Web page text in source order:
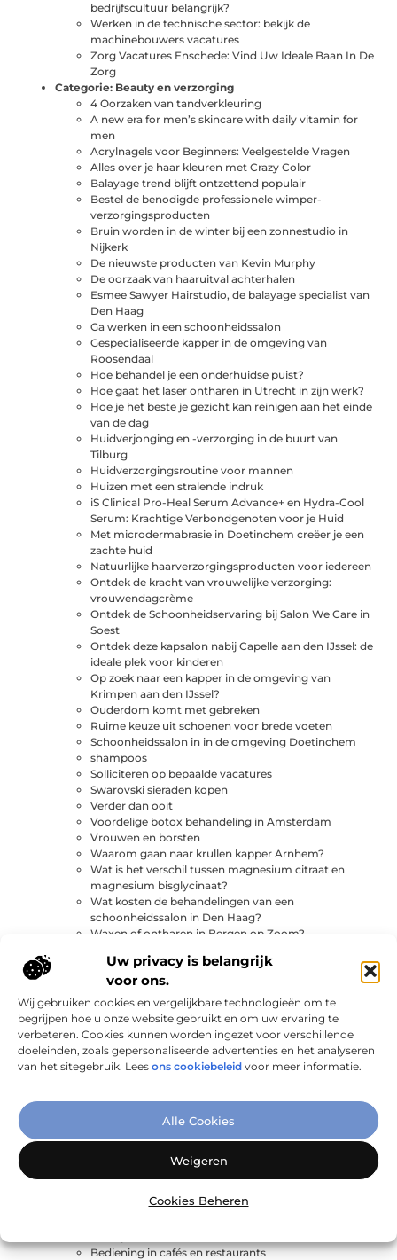
Uw privacy is belangrijk
voor ons.
Wij gebruiken cookies en vergelijkbare technologieën om te
begrijpen hoe u onze website gebruikt en om uw ervaring te
verbeteren. Cookies kunnen worden ingezet voor verschillende
doeleinden, zoals gepersonaliseerde advertenties en het analyseren
van het sitegebruik. Lees ons cookiebeleid voor meer informatie.
Alle Cookies
Weigeren
Cookies Beheren
bedrijfscultuur belangrijk?
Werken in de technische sector: bekijk de
machinebouwers vacatures
Zorg Vacatures Enschede: Vind Uw Ideale Baan In De
Zorg
Categorie: Beauty en verzorging
4 Oorzaken van tandverkleuring
A new era for men’s skincare with daily vitamin for
men
Acrylnagels voor Beginners: Veelgestelde Vragen
Alles over je haar kleuren met Crazy Color
Balayage trend blijft ontzettend populair
Bestel de benodigde professionele wimper-
verzorgingsproducten
Bruin worden in de winter bij een zonnestudio in
Nijkerk
De nieuwste producten van Kevin Murphy
De oorzaak van haaruitval achterhalen
Esmee Sawyer Hairstudio, de balayage specialist van
Den Haag
Ga werken in een schoonheidssalon
Gespecialiseerde kapper in de omgeving van
Roosendaal
Hoe behandel je een onderhuidse puist?
Hoe gaat het laser ontharen in Utrecht in zijn werk?
Hoe je het beste je gezicht kan reinigen aan het einde
van de dag
Huidverjonging en -verzorging in de buurt van
Tilburg
Huidverzorgingsroutine voor mannen
Huizen met een stralende indruk
iS Clinical Pro-Heal Serum Advance+ en Hydra-Cool
Serum: Krachtige Verbondgenoten voor je Huid
Met microdermabrasie in Doetinchem creëer je een
zachte huid
Natuurlijke haarverzorgingsproducten voor iedereen
Ontdek de kracht van vrouwelijke verzorging:
vrouwendagcrème
Ontdek de Schoonheidservaring bij Salon We Care in
Soest
Ontdek deze kapsalon nabij Capelle aan den IJssel: de
ideale plek voor kinderen
Op zoek naar een kapper in de omgeving van
Krimpen aan den IJssel?
Ouderdom komt met gebreken
Ruime keuze uit schoenen voor brede voeten
Schoonheidssalon in in de omgeving Doetinchem
shampoos
Solliciteren op bepaalde vacatures
Swarovski sieraden kopen
Verder dan ooit
Voordelige botox behandeling in Amsterdam
Vrouwen en borsten
Waarom gaan naar krullen kapper Arnhem?
Wat is het verschil tussen magnesium citraat en
magnesium bisglycinaat?
Wat kosten de behandelingen van een
schoonheidssalon in Den Haag?
Waxen of ontharen in Bergen op Zoom?
Ziet u ook graag uw pigmentvlekken verdwijnen?
Zo vind je jouw ideale skincare producten!
Categorie: Bedrijven
3 belangrijke eetschema’s voor sporters
3 Krachttraining mythes ontkracht
5 redenen om een huispak te kopen
5 tips voor het kiezen van bedrijfskleding voor de
Alles over autonoom onderhoud
Alles over het professioneel inrichten van jouw
Backlinks voor linkbuilding vinden
Bediening in cafés en restaurants